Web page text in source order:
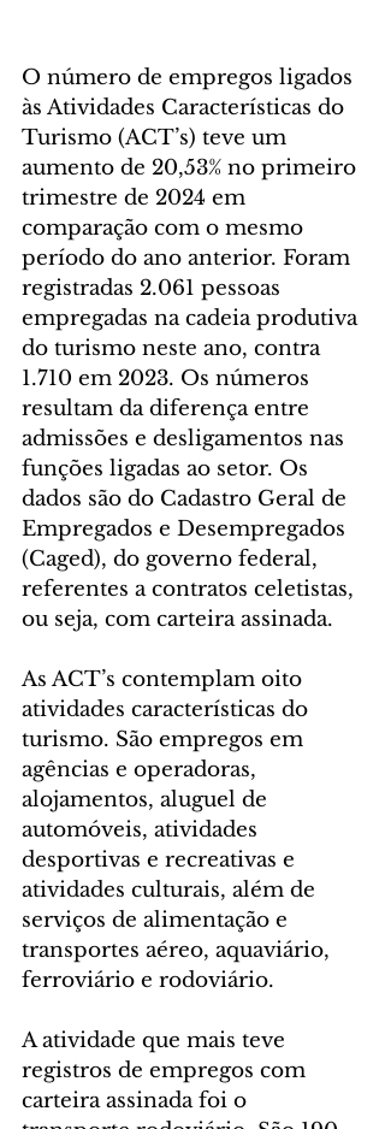
O número de empregos ligados
às Atividades Características do
Turismo (ACT’s) teve um
aumento de 20,53% no primeiro
trimestre de 2024 em
comparação com o mesmo
período do ano anterior. Foram
registradas 2.061 pessoas
empregadas na cadeia produtiva
do turismo neste ano, contra
1.710 em 2023. Os números
resultam da diferença entre
admissões e desligamentos nas
funções ligadas ao setor. Os
dados são do Cadastro Geral de
Empregados e Desempregados
(Caged), do governo federal,
referentes a contratos celetistas,
ou seja, com carteira assinada.
As ACT’s contemplam oito
atividades características do
turismo. São empregos em
agências e operadoras,
alojamentos, aluguel de
automóveis, atividades
desportivas e recreativas e
atividades culturais, além de
serviços de alimentação e
transportes aéreo, aquaviário,
ferroviário e rodoviário.
A atividade que mais teve
registros de empregos com
carteira assinada foi o